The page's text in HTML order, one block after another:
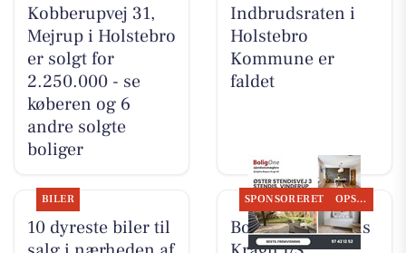
Kobberupvej 31,
Mejrup i Holstebro
er solgt for
2.250.000 - se
køberen og 6
andre solgte
boliger
Indbrudsraten i
Holstebro
Kommune er
faldet
BILER
10 dyreste biler til
SPONSORERET OPSLAGSTAVLEN
BoligOne Mogens